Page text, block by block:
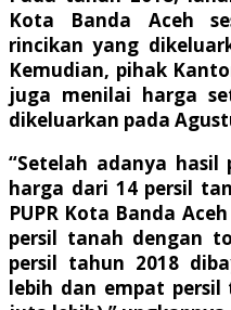
Kota Banda Aceh
rincikan yang
Kemudian, pihak
juga menilai harga
dikeluarkan pada
“Setelah adanya hasil
harga dari 14 persil
PUPR Kota Banda
persil tanah dengan
persil tahun 2018
lebih dan empat persil